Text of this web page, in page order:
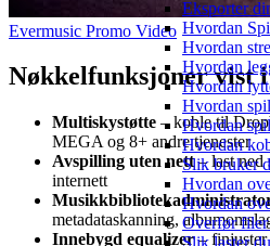
Eksporter
Hvordan
Hvordan
Hvordan
Hvordan
Hvordan
Hvordan
Hvordan
Slik bruker
Hvordan
Hvordan
Overfør filer
Slik laster
Evermusic Promo Video
Nøkkelfunksjoner vist
Multiskystøtte – koble til
MEGA og 8+ andre tjenester
Avspilling uten nett– last ned
internett
metadataskanning,
Innebygd equalizer– finjuster